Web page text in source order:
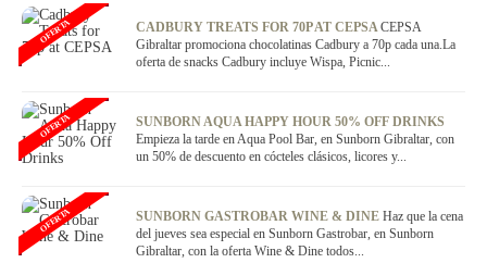
CADBURY TREATS FOR 70P AT CEPSACEPSA
Gibraltar promociona chocolatinas Cadbury a 70p cada una.La
oferta de snacks Cadbury incluye Wispa, Picnic...
OFERTA
SUNBORN AQUA HAPPY HOUR 50% OFF DRINKS
Empieza la tarde en Aqua Pool Bar, en Sunborn Gibraltar, con
un 50% de descuento en cócteles clásicos, licores y...
OFERTA
SUNBORN GASTROBAR WINE & DINE Haz que la cena
del jueves sea especial en Sunborn Gastrobar, en Sunborn
Gibraltar, con la oferta Wine & Dine todos...
OFERTA